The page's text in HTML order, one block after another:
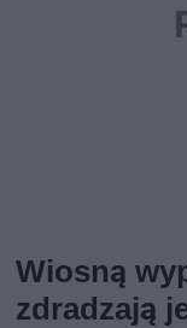
Wiosną
zdradzają